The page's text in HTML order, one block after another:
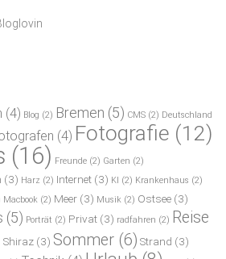
(4) Blog (2) Bremen (5) CMS (2) Deutschland
(4) Fotografie (12)
(16) Freunde (2) Garten (2)
(3) Harz (2) Internet (3) KI (2) Krankenhaus (2)
Macbook (2) Meer (3) Musik (2) Ostsee (3)
(5) Porträt (2) Privat (3) radfahren (2) Reise
Shiraz (3) Sommer (6) Strand (3)